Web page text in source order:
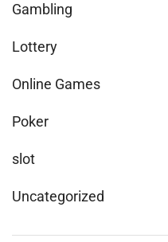
Gambling
Lottery
Online Games
Poker
slot
Uncategorized